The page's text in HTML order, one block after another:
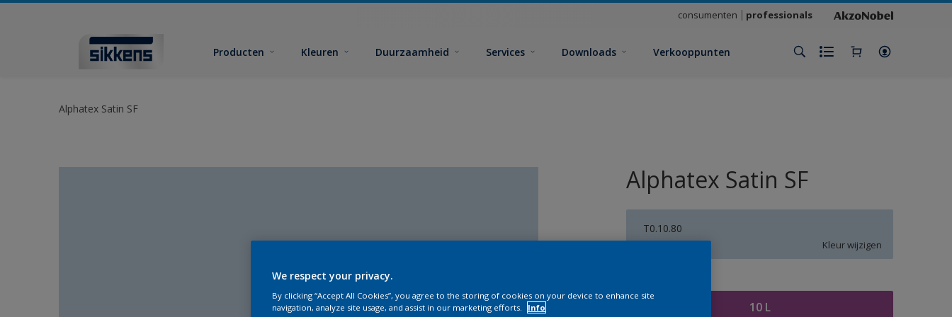
consumenten professionals
Producten Kleuren Duurzaamheid Services Downloads Verkooppunten
Alphatex Satin SF
Alphatex Satin SF
T0.10.80
Kleur wijzigen
10 L
We respect your privacy.
By clicking “Accept All Cookies”, you agree to the storing of cookies on your device to enhance site
navigation, analyze site usage, and assist in our marketing efforts.
Info